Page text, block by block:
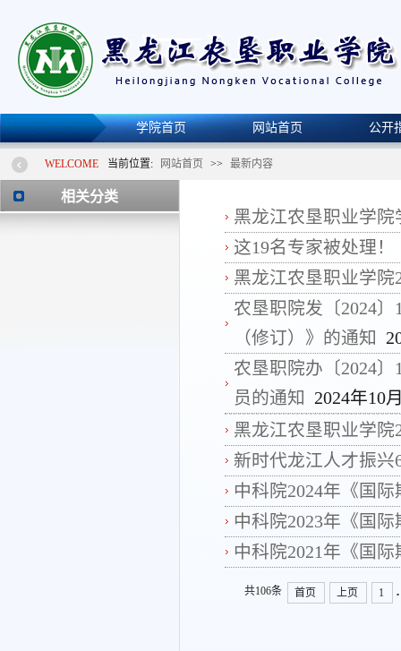
学院首页 网站首页 公开
实习管理
WELCOME 当前位置: 网站首页 >> 最新内容
相关分类
黑龙江农垦职业学院
这19名专家被处理！
黑龙江农垦职业学
农垦职院发〔2024
（修订）》的通知
农垦职院办〔2024
员的通知
2024年10
黑龙江农垦职业学院
新时代龙江人才振兴
中科院2024年《国
中科院2023年《国
中科院2021年《国
共106条 首页 上页 1